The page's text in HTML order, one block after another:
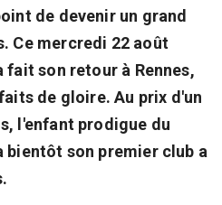
de devenir un grand
Ce mercredi 22 août
fait son retour à Rennes,
de gloire. Au prix d'un
l'enfant prodigue du
son premier club a